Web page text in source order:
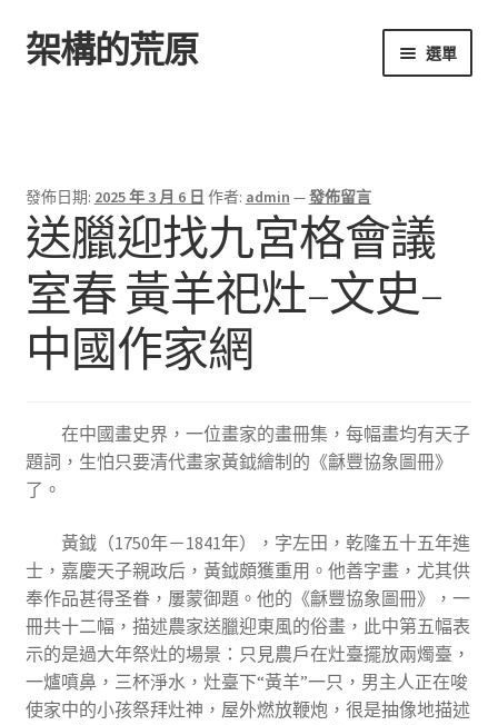
跳
至
跳
至
架構的荒原 選單
發佈日期: 2025 年 3 月 6 日 作者: admin —發佈留言
送臘迎找九宮格會議
室春 黃羊祀灶–文史–
中國作家網
在中國畫史界，一位畫家的畫冊集，每幅畫均有天子
題詞，生怕只要清代畫家黃鉞繪制的《龢豐協象圖冊》
了。
黃鉞（1750年－1841年），字左田，乾隆五十五年進
士，嘉慶天子親政后，黃鉞頗獲重用。他善字畫，尤其供
奉作品甚得圣眷，屢蒙御題。他的《龢豐協象圖冊》，一
冊共十二幅，描述農家送臘迎東風的俗畫，此中第五幅表
示的是過大年祭灶的場景：只見農戶在灶臺擺放兩燭臺，
一爐噴鼻，三杯淨水，灶臺下“黃羊”一只，男主人正在唆
使家中的小孩祭拜灶神，屋外燃放鞭炮，很是抽像地描述